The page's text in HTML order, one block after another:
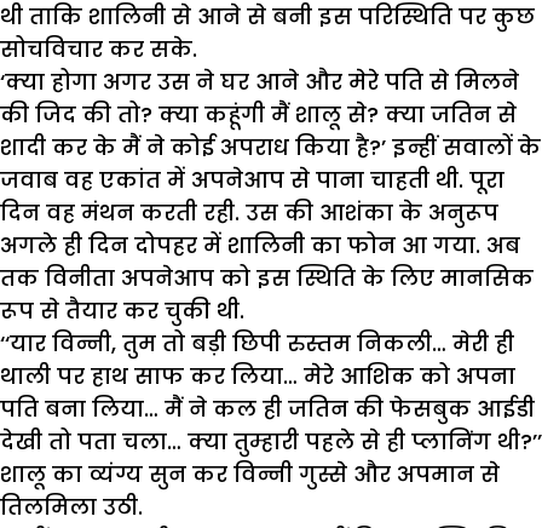
थी ताकि शालिनी से आने से बनी इस परिस्थिति पर कुछ
सोचविचार कर सके.
‘क्या होगा अगर उस ने घर आने और मेरे पति से मिलने
की जिद की तो? क्या कहूंगी मैं शालू से? क्या जतिन से
शादी कर के मैं ने कोई अपराध किया है?’ इन्हीं सवालों के
जवाब वह एकांत में अपनेआप से पाना चाहती थी. पूरा
दिन वह मंथन करती रही. उस की आशंका के अनुरूप
अगले ही दिन दोपहर में शालिनी का फोन आ गया. अब
तक विनीता अपनेआप को इस स्थिति के लिए मानसिक
रूप से तैयार कर चुकी थी.
‘‘यार विन्नी, तुम तो बड़ी छिपी रुस्तम निकली… मेरी ही
थाली पर हाथ साफ कर लिया… मेरे आशिक को अपना
पति बना लिया… मैं ने कल ही जतिन की फेसबुक आईडी
देखी तो पता चला… क्या तुम्हारी पहले से ही प्लानिंग थी?’’
शालू का व्यंग्य सुन कर विन्नी गुस्से और अपमान से
तिलमिला उठी.